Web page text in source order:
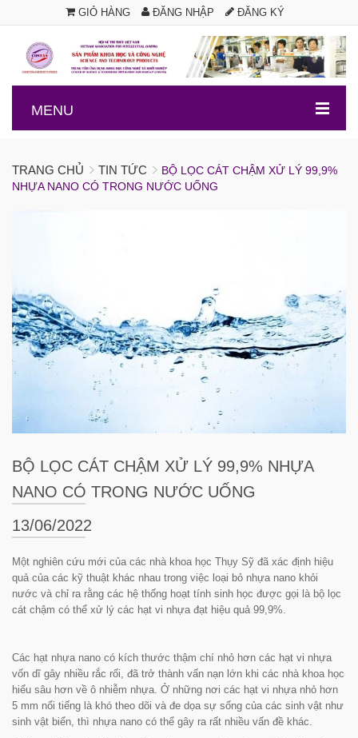
GIỎ HÀNG ĐĂNG NHẬP ĐĂNG KÝ
.
MENU
TRANG CHỦ TIN TỨC
BỘ LỌC CÁT CHẬM XỬ LÝ 99,9%
NHỰA NANO CÓ TRONG NƯỚC UỐNG
BỘ LỌC CÁT CHẬM XỬ LÝ 99,9% NHỰA
NANO CÓ TRONG NƯỚC UỐNG
13/06/2022
Một nghiên cứu mới của các nhà khoa học Thụy Sỹ đã xác định hiệu
quả của các kỹ thuật khác nhau trong việc loại bỏ nhựa nano khỏi
nước và chỉ ra rằng các hệ thống hoạt tính sinh học được gọi là bộ lọc
cát chậm có thể xử lý các hạt vi nhựa đạt hiệu quả 99,9%.
Các hạt nhựa nano có kích thước thậm chí nhỏ hơn các hạt vi nhựa
vốn dĩ gây nhiều rắc rối, đã trở thành vấn nạn lớn khi các nhà khoa học
hiểu sâu hơn về ô nhiễm nhựa. Ở những nơi các hạt vi nhựa nhỏ hơn
5 mm nổi tiếng là khó theo dõi và đe dọa sự sống của các sinh vật như
sinh vật biển, thì nhựa nano có thể gây ra rất nhiều vấn đề khác.